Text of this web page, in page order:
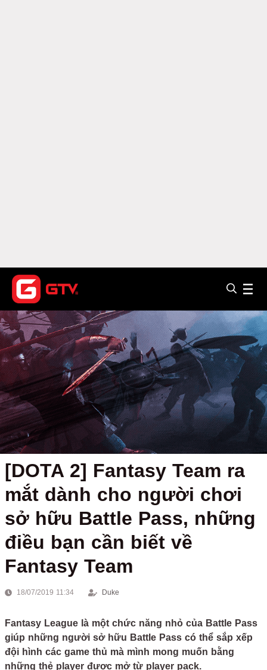
[DOTA 2] Fantasy Team ra
mắt dành cho người chơi
sở hữu Battle Pass, những
điều bạn cần biết về
Fantasy Team
18/07/2019 11:34 Duke
Fantasy League là một chức năng nhỏ của Battle Pass
giúp những người sở hữu Battle Pass có thể sắp xếp
đội hình các game thủ mà mình mong muốn bằng
những thẻ player được mở từ player pack.